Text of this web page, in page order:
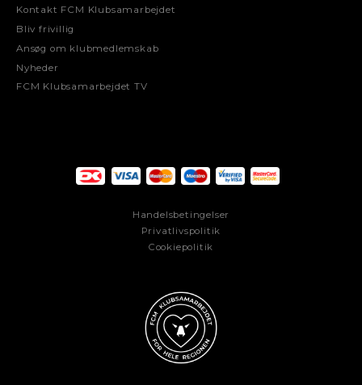
Kontakt FCM Klubsamarbejdet
Bliv frivillig
Ansøg om klubmedlemskab
Nyheder
FCM Klubsamarbejdet TV
Handelsbetingelser
Privatlivspolitik
Cookiepolitik